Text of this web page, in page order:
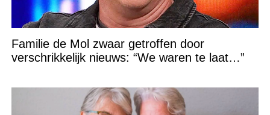
Familie de Mol zwaar getroffen door
verschrikkelijk nieuws: “We waren te laat…”